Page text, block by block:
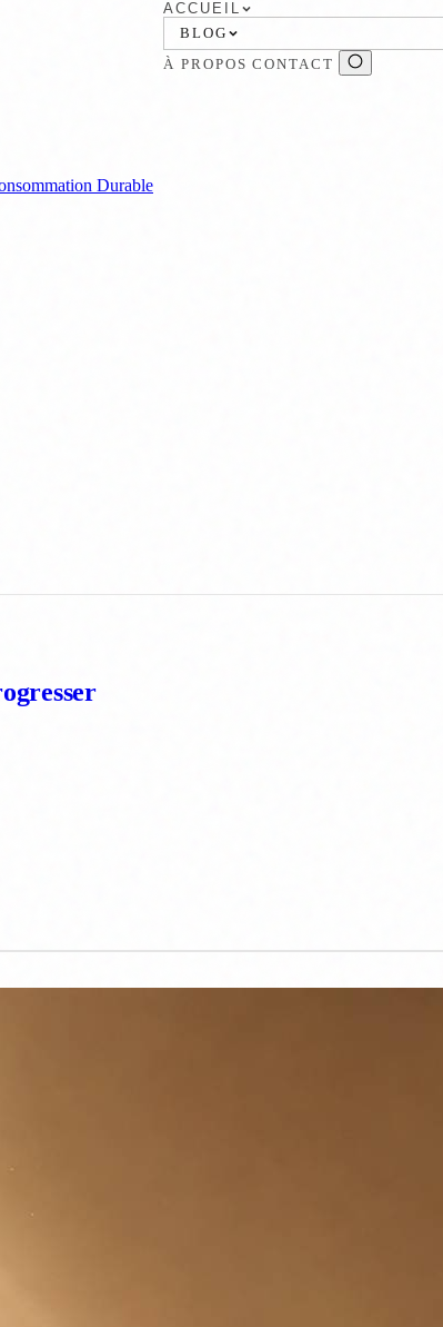
ACCUEIL
BLOG
À PROPOS CONTACT
Durable